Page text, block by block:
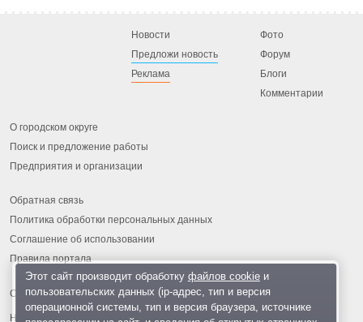
Новости
Предложи новость
Реклама
Фото
Форум
Блоги
Комментарии
О городском округе
Поиск и предложение работы
Предприятия и организации
Обратная связь
Политика обработки персональных данных
Соглашение об использовании
Правила портала
На информационном ресурсе применяются
Этот сайт производит обработку файлов cookieи
пользовательских данных (ip-адрес, тип и версия
операционной системы, тип и версия браузера, источнике